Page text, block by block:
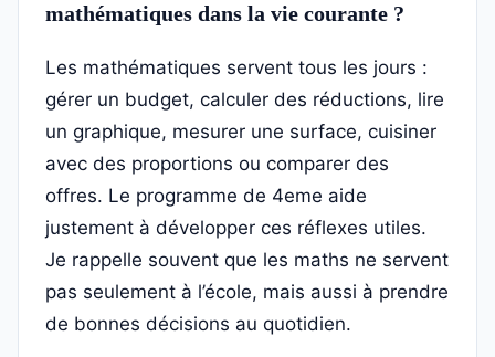
mathématiques dans la vie courante ?
Les mathématiques servent tous les jours :
gérer un budget, calculer des réductions, lire
un graphique, mesurer une surface, cuisiner
avec des proportions ou comparer des
offres. Le programme de 4eme aide
justement à développer ces réflexes utiles.
Je rappelle souvent que les maths ne servent
pas seulement à l’école, mais aussi à prendre
de bonnes décisions au quotidien.